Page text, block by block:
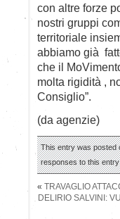
con altre forze
nostri gruppi
territoriale
abbiamo già
che il
molta rigidità ,
Consiglio”.
(da agenzie)
This entry was posted
responses to this
« TRAVAGLIO
DELIRIO SALVINI: